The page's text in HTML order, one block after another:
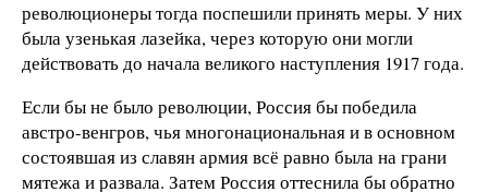
революционеры тогда поспешили принять меры. У них
была узенькая лазейка, через которую они могли
действовать до начала великого наступления 1917 года.
Если бы не было революции, Россия бы победила
австро-венгров, чья многонациональная и в основном
состоявшая из славян армия всё равно была на грани
мятежа и развала. Затем Россия оттеснила бы обратно